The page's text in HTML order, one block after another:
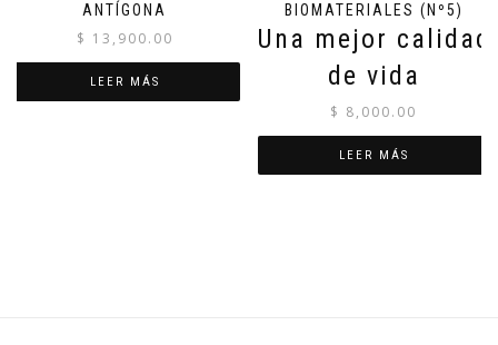
ANTÍGONA
$ 13,900.00
LEER MÁS
BIOMATERIALES (Nº5)
Una mejor calidad
de vida
$ 8,000.00
LEER MÁS